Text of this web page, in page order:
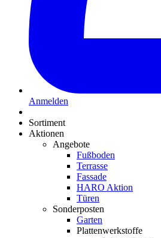
Anmelden
Sortiment
Aktionen
Angebote
Fußboden
Terrasse
Fassade
HARO Aktion
Türen
Sonderposten
Garten
Plattenwerkstoffe